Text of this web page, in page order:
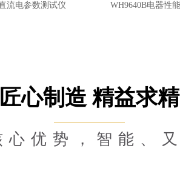
流电参数测试仪
WH9640B电器性
匠心制造 精益求精
心优势，智能、